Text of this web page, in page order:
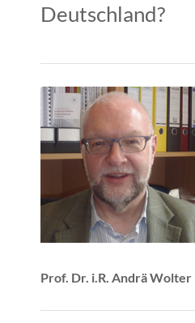
Deutschland?
Prof. Dr. i.R. Andrä Wolter